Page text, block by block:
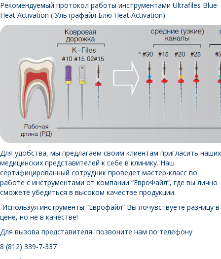
Рекомендуемый протокол работы инструментами Ultrafiles Blue
Heat Activation ( Ультрафайл Блю Heat Activation)
Для удобства, мы предлагаем своим клиентам пригласить наших
медицинских представителей к себе в клинику. Наш
сертифицированный сотрудник проведет мастер-класс по
работе с инструментами от компании “ЕвроФайл”, где вы лично
сможете убедиться в высоком качестве продукции.
Используя инструменты “Еврофайл” Вы почувствуете разницу в
цене, но не в качестве!
Для вызова представителя позвоните нам по телефону
8 (812) 339-7-337